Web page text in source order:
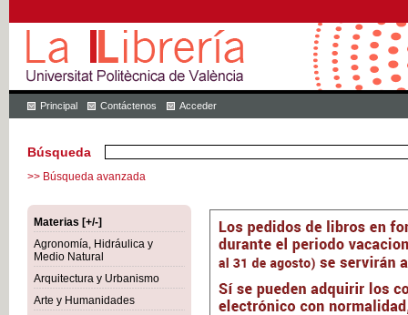
Principal Contáctenos Acceder
Búsqueda
>> Búsqueda avanzada
Materias [+/-]
Agronomía, Hidráulica y
Medio Natural
Arquitectura y Urbanismo
Arte y Humanidades